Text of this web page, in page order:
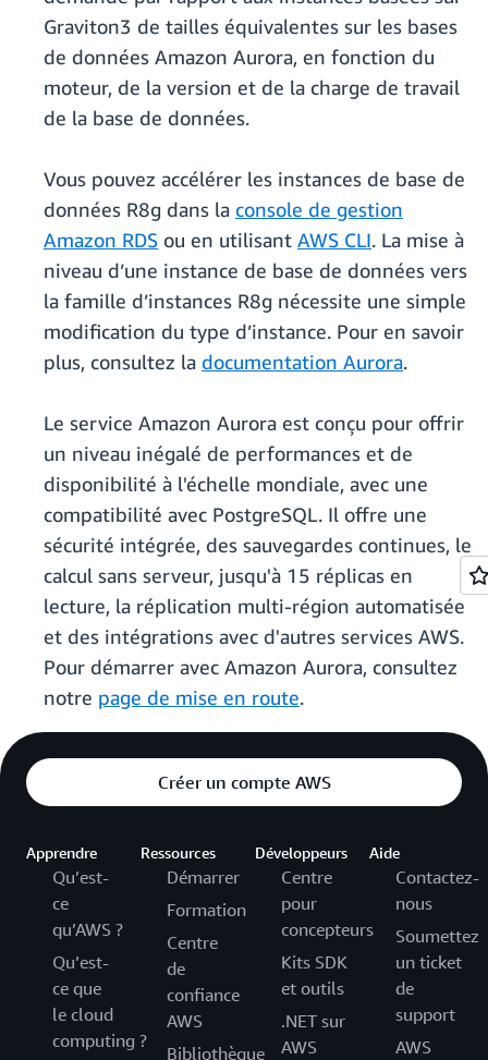
Graviton3 de tailles équivalentes sur les bases
de données Amazon Aurora, en fonction du
moteur, de la version et de la charge de travail
de la base de données.
Vous pouvez accélérer les instances de base de
données R8g dans la console de gestion
Amazon RDS ou en utilisant AWS CLI. La mise à
niveau d’une instance de base de données vers
la famille d’instances R8g nécessite une simple
modification du type d’instance. Pour en savoir
plus, consultez la documentation Aurora.
Le service Amazon Aurora est conçu pour offrir
un niveau inégalé de performances et de
disponibilité à l'échelle mondiale, avec une
compatibilité avec PostgreSQL. Il offre une
sécurité intégrée, des sauvegardes continues, le
calcul sans serveur, jusqu'à 15 réplicas en
lecture, la réplication multi-région automatisée
et des intégrations avec d'autres services AWS.
Pour démarrer avec Amazon Aurora, consultez
notre page de mise en route.
Créer un compte AWS
Apprendre
Qu’est-
ce
qu’AWS ?
Qu’est-
ce que
le cloud
computing ?
Ressources
Démarrer
Formation
Centre
de
confiance
AWS
Bibliothèque
Développeurs
Centre
pour
concepteurs
Kits SDK
et outils
.NET sur
AWS
Aide
Contactez-
nous
Soumettez
un ticket
de
support
AWS